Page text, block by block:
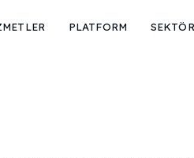
PLATFORM